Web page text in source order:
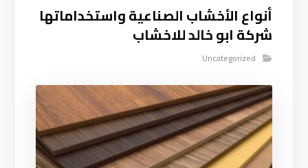
أنواع الأخشاب الصناعية واستخداماتها
شركة ابو خالد للاخشاب
Uncategorized